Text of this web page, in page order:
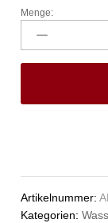
ecoSet
Kneipp'sche
Garnitur
1/2"
Menge:
Artikelnummer:
Kategorien: